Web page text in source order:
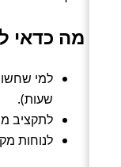
מה כדאי
שעות).
לתקציב
לנוחות